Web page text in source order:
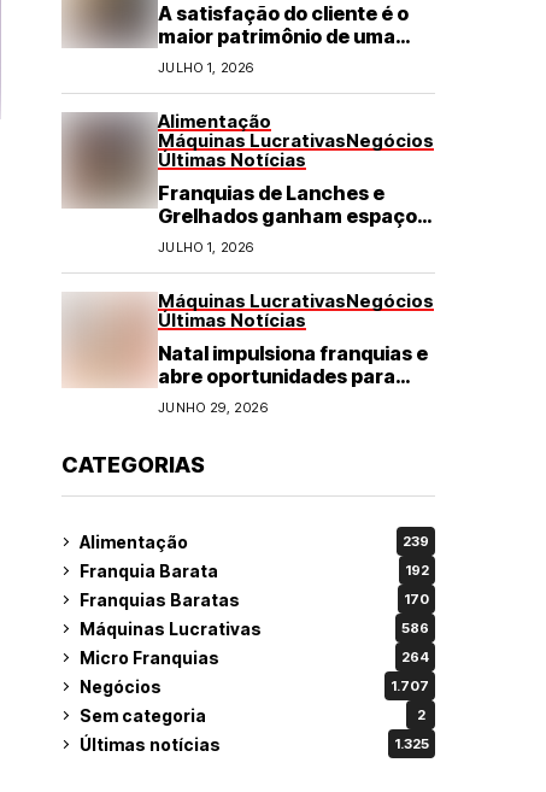
A satisfação do cliente é o
maior patrimônio de uma
franquia
JULHO 1, 2026
Alimentação
Máquinas LucrativasNegócios
Últimas Notícias
Franquias de Lanches e
Grelhados ganham espaço
com demanda por refeições
rápidas e de qualidade
JULHO 1, 2026
Máquinas LucrativasNegócios
Últimas Notícias
Natal impulsiona franquias e
abre oportunidades para
diversos segmentos do
JUNHO 29, 2026
CATEGORIAS
Alimentação 239
Franquia Barata 192
Franquias Baratas 170
Máquinas Lucrativas 586
Micro Franquias 264
Negócios 1.707
Sem categoria 2
Últimas notícias 1.325